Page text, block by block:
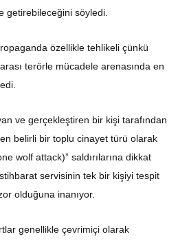
getirebileceğini söyledi.
özellikle tehlikeli çünkü
terörle mücadele arenasında en
ve gerçekleştiren bir kişi tarafından
belirli bir toplu cinayet türü olarak
wolf attack)” saldırılarına dikkat
servisinin tek bir kişiyi tespit
olduğuna inanıyor.
genellikle çevrimiçi olarak